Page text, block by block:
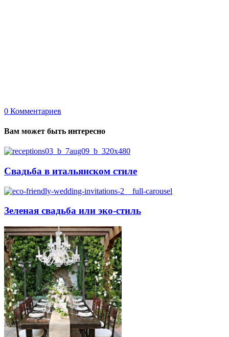
0 Комментариев
Вам может быть интересно
Свадьба в итальянском стиле
Зеленая свадьба или эко-стиль